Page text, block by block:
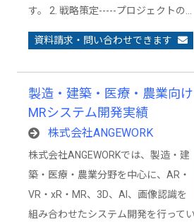
す。 2. 戦略策定-----プロジェクトの…
資料請求・問い合わせできます
製造・建築・医療・農業向け
MRシステム開発実績
株式会社ANGEWORK
株式会社ANGEWORKでは、製造・建
築・医療・農業分野を中心に、AR・
VR・xR・MR、3D、AI、画像認識を
組み合わせたシステム開発を行って